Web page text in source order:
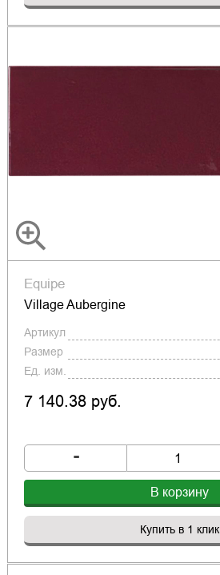
Equipe
Village Aubergine
Артикул
Размер
Ед. изм.
7 140.38 руб.
-
В корзину
Купить в 1 клик